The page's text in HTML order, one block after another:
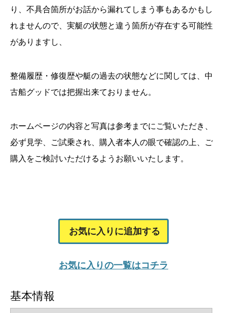
り、不具合箇所がお話から漏れてしまう事もあるかもし
れませんので、実艇の状態と違う箇所が存在する可能性
がありますし、
整備履歴・修復歴や艇の過去の状態などに関しては、中
古船グッドでは把握出来ておりません。
ホームページの内容と写真は参考までにご覧いただき、
必ず見学、ご試乗され、購入者本人の眼で確認の上、ご
購入をご検討いただけるようお願いいたします。
お気に入りに追加する
お気に入りの一覧はコチラ
基本情報